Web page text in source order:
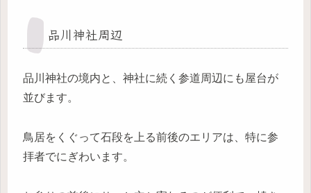
品川神社周辺
品川神社の境内と、神社に続く参道周辺にも屋台が
並びます。
鳥居をくぐって石段を上る前後のエリアは、特に参
拝者でにぎわいます。